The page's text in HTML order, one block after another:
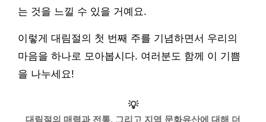
는 것을 느낄 수 있을 거예요.
이렇게 대림절의 첫 번째 주를 기념하면서 우리의
마음을 하나로 모아봅시다. 여러분도 함께 이 기쁨
을 나누세요!
💡
대림절의 매력과 전통, 그리고 지역 문화유산에 대해 더